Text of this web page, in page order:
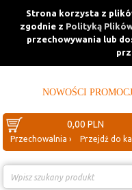
Strona korzysta z
zgodnie z Polityką
przechowywania lub
NOWOŚCI
0,00 PLN
Przechowalnia › Przejdź do